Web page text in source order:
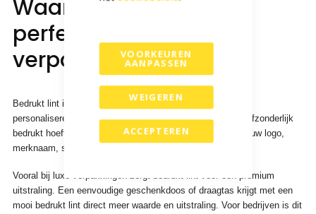
ACCEPTEREN
VOORKEUREN
AANPASSEN
WEIGEREN
Waarom bedrukt lint
perfect past bij luxe
verpakkingen
Bedrukt lint is een eenvoudige manier om verpakkingen te
personaliseren zonder dat iedere doos, tas of verpakking afzonderlijk
bedrukt hoeft te worden. Het lint kan worden voorzien van uw logo,
merknaam, slogan, patroon of seizoensboodschap.
Vooral bij luxe verpakkingen zorgt bedrukt lint voor een premium
uitstraling. Een eenvoudige geschenkdoos of draagtas krijgt met een
mooi bedrukt lint direct meer waarde en uitstraling. Voor bedrijven is dit